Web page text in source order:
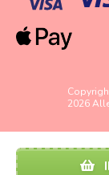
2026